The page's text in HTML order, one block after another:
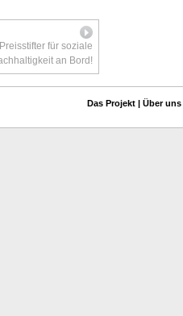
für soziale
an Bord!
Das Projekt | Über uns